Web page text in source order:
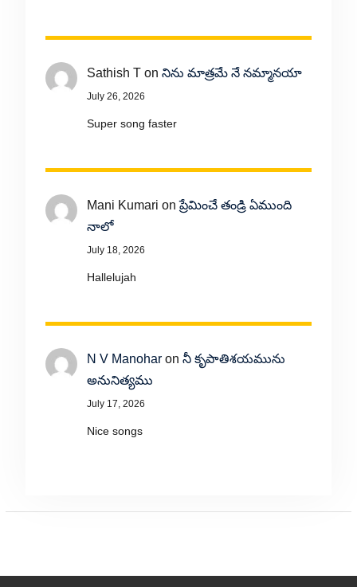
Sathish Ton నిను మాత్రమే నే నమ్మానయా
July 26, 2026
Super song faster
Mani Kumari onప్రేమించే తండ్రి ఏముంది
నాలో
July 18, 2026
Hallelujah
N V Manoharon నీ కృపాతిశయమును
అనునిత్యము
July 17, 2026
Nice songs